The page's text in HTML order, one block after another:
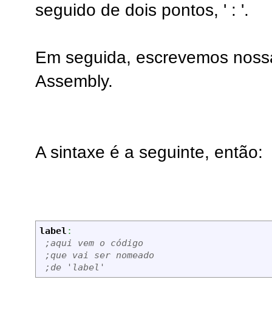
seguido de dois pontos, ' : '.
Em seguida, escrevemos
Assembly.
A sintaxe é a seguinte, então:
label :
;aqui vem o código
;que vai ser nomeado
;de 'label'